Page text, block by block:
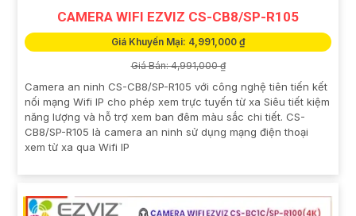
CAMERA WIFI EZVIZ CS-CB8/SP-R105
Giá Khuyến Mại: 4,991,000 ₫
Giá Bán: 4,991,000 ₫
Camera an ninh CS-CB8/SP-R105 với công nghệ tiên tiến kết
nối mạng Wifi IP cho phép xem trực tuyến từ xa Siêu tiết kiệm
năng lượng và hỗ trợ xem ban đêm màu sắc chi tiết. CS-
CB8/SP-R105 là camera an ninh sử dụng mạng điện thoại
xem từ xa qua Wifi IP